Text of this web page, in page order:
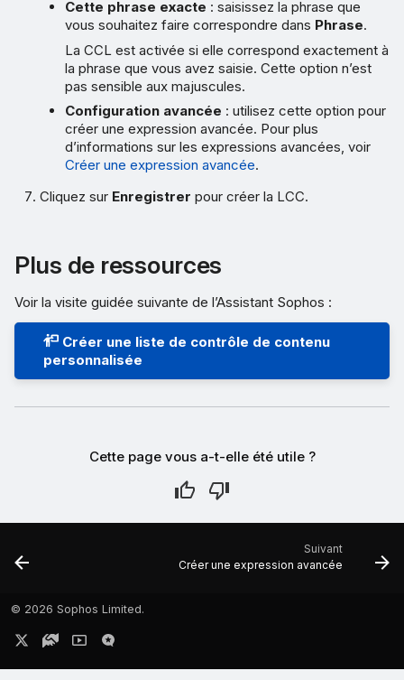
Cette phrase exacte : saisissez la phrase que
vous souhaitez faire correspondre dans Phrase.
La CCL est activée si elle correspond exactement à
la phrase que vous avez saisie. Cette option n’est
pas sensible aux majuscules.
Configuration avancée : utilisez cette option pour
créer une expression avancée. Pour plus
d’informations sur les expressions avancées, voir
Créer une expression avancée.
Cliquez sur Enregistrer pour créer la LCC.
Plus de ressources
Voir la visite guidée suivante de l’Assistant Sophos :
Créer une liste de contrôle de contenu
personnalisée
Cette page vous a-t-elle été utile ?
Suivant
Créer une expression avancée
© 2026 Sophos Limited.